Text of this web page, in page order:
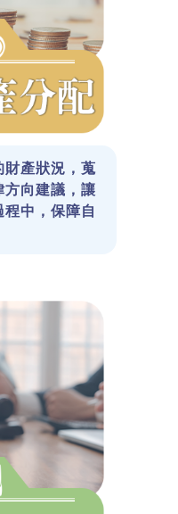
產狀況，蒐
向建議，讓
中，保障自